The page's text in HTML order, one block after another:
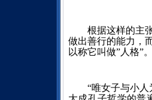
根据这样的主
做出善行的能力，
以称它叫做”人格”。
“唯女子与小